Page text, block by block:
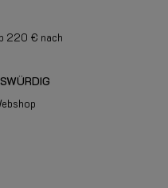
220 € nach